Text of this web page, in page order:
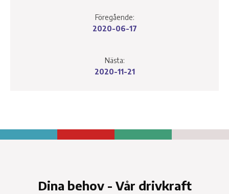
Föregående:
2020-06-17
Nästa:
2020-11-21
Dina behov - Vår drivkraft